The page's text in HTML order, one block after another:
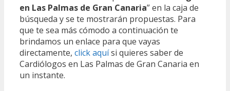
en Las Palmas de Gran Canaria” en la caja de
búsqueda y se te mostrarán propuestas. Para
que te sea más cómodo a continuación te
brindamos un enlace para que vayas
directamente, click aquísi quieres saber de
Cardiólogos en Las Palmas de Gran Canaria en
un instante.